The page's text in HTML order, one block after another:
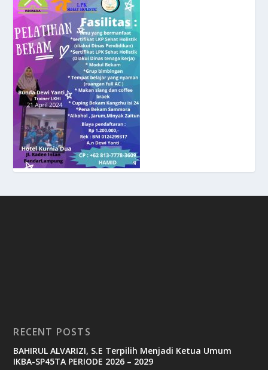
RECENT POSTS
BAHIRUL ALVARIZI, S.E Terpilih Menjadi Ketua Umum
IKBA-SP45TA PERIODE 2026 – 2029